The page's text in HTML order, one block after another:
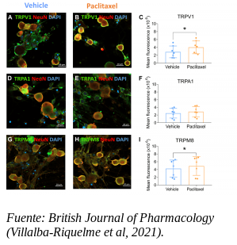
Fuente: British Journal of Pharmacology
(Villalba-Riquelme et al, 2021).